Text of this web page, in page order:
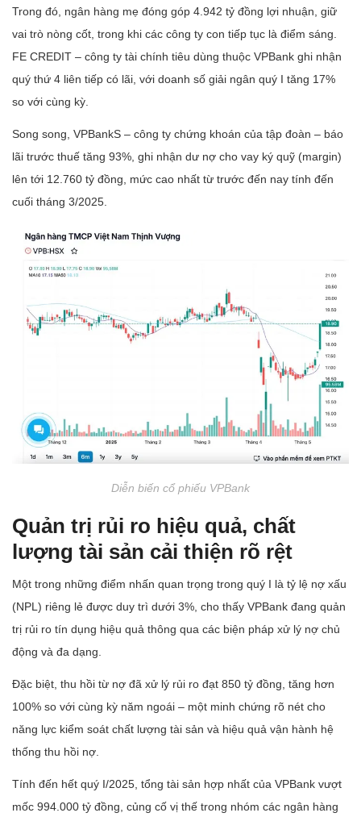
Trong đó, ngân hàng mẹ đóng góp 4.942 tỷ đồng lợi nhuận, giữ
vai trò nòng cốt, trong khi các công ty con tiếp tục là điểm sáng.
FE CREDIT – công ty tài chính tiêu dùng thuộc VPBank ghi nhận
quý thứ 4 liên tiếp có lãi, với doanh số giải ngân quý I tăng 17%
so với cùng kỳ.
Song song, VPBankS – công ty chứng khoán của tập đoàn – báo
lãi trước thuế tăng 93%, ghi nhận dư nợ cho vay ký quỹ (margin)
lên tới 12.760 tỷ đồng, mức cao nhất từ trước đến nay tính đến
cuối tháng 3/2025.
Diễn biến cổ phiếu VPBank
Quản trị rủi ro hiệu quả, chất
lượng tài sản cải thiện rõ rệt
Một trong những điểm nhấn quan trọng trong quý I là tỷ lệ nợ xấu
(NPL) riêng lẻ được duy trì dưới 3%, cho thấy VPBank đang quản
trị rủi ro tín dụng hiệu quả thông qua các biện pháp xử lý nợ chủ
động và đa dạng.
Đặc biệt, thu hồi từ nợ đã xử lý rủi ro đạt 850 tỷ đồng, tăng hơn
100% so với cùng kỳ năm ngoái – một minh chứng rõ nét cho
năng lực kiểm soát chất lượng tài sản và hiệu quả vận hành hệ
thống thu hồi nợ.
Tính đến hết quý I/2025, tổng tài sản hợp nhất của VPBank vượt
mốc 994.000 tỷ đồng, củng cố vị thế trong nhóm các ngân hàng